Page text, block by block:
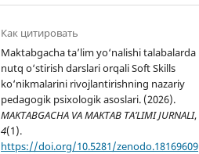
Как цитировать
Maktabgacha ta’lim yo‘nalishi talabalarda
nutq o‘stirish darslari orqali Soft Skills
ko‘nikmalarini rivojlantirishning nazariy
pedagogik psixologik asoslari. (2026).
MAKTABGACHA VA MAKTAB TA’LIMI JURNALI,
4(1).
https://doi.org/10.5281/zenodo.18169609